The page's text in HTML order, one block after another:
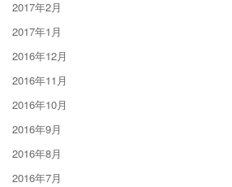
2017年2月
2017年1月
2016年12月
2016年11月
2016年10月
2016年9月
2016年8月
2016年7月